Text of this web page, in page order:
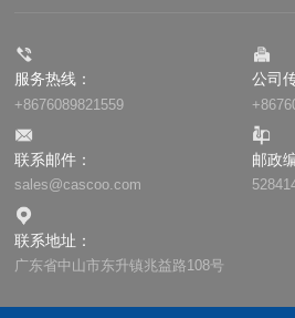
服务热线：
+8676089821559
公司
联系邮件：
sales@cascoo.com
邮政
联系地址：
广东省中山市东升镇兆益路108号